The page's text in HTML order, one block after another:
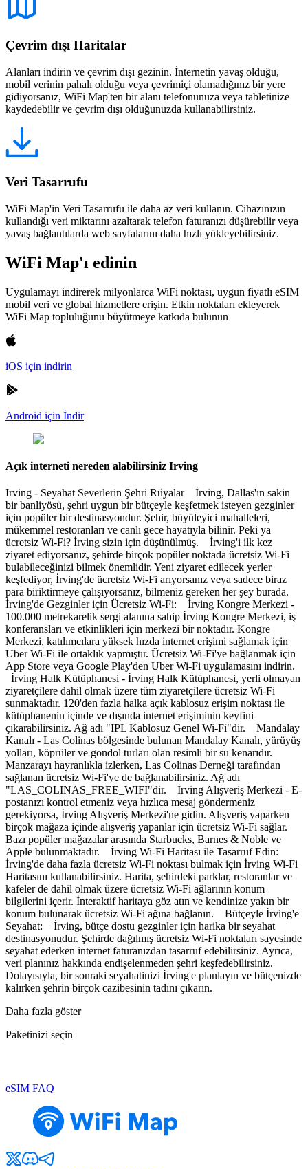
Çevrim dışı Haritalar
Alanları indirin ve çevrim dışı gezinin. İnternetin yavaş olduğu,
mobil verinin pahalı olduğu veya çevrimiçi olamadığınız bir yere
gidiyorsanız, WiFi Map'ten bir alanı telefonunuza veya tabletinize
kaydedebilir ve çevrim dışı olduğunuzda kullanabilirsiniz.
Veri Tasarrufu
WiFi Map'in Veri Tasarrufu ile daha az veri kullanın. Cihazınızın
kullandığı veri miktarını azaltarak telefon faturanızı düşürebilir veya
yavaş bağlantılarda web sayfalarını daha hızlı yükleyebilirsiniz.
WiFi Map'ı edinin
Uygulamayı indirerek milyonlarca WiFi noktası, uygun fiyatlı eSIM
mobil veri ve global hizmetlere erişin. Etkin noktaları ekleyerek
WiFi Map topluluğunu büyütmeye katkıda bulunun
iOS için indirin
Android için İndir
Açık interneti nereden alabilirsiniz Irving
Irving - Seyahat Severlerin Şehri Rüyalar İrving, Dallas'ın sakin
bir banliyösü, şehri uygun bir bütçeyle keşfetmek isteyen gezginler
için popüler bir destinasyondur. Şehir, büyüleyici mahalleleri,
mükemmel restoranları ve canlı gece hayatıyla bilinir. Peki ya
ücretsiz Wi-Fi? İrving sizin için düşünülmüş. İrving'i ilk kez
ziyaret ediyorsanız, şehirde birçok popüler noktada ücretsiz Wi-Fi
bulabileceğinizi bilmek önemlidir. Yeni ziyaret edilecek yerler
keşfediyor, İrving'de ücretsiz Wi-Fi arıyorsanız veya sadece biraz
para biriktirmeye çalışıyorsanız, bilmeniz gereken her şey burada.
İrving'de Gezginler için Ücretsiz Wi-Fi: İrving Kongre Merkezi -
100.000 metrekarelik sergi alanına sahip İrving Kongre Merkezi, iş
konferansları ve etkinlikleri için merkezi bir noktadır. Kongre
Merkezi, katılımcılara yüksek hızda internet erişimi sağlamak için
Uber Wi-Fi ile ortaklık yapmıştır. Ücretsiz Wi-Fi'ye bağlanmak için
App Store veya Google Play'den Uber Wi-Fi uygulamasını indirin.
İrving Halk Kütüphanesi - İrving Halk Kütüphanesi, yerli olmayan
ziyaretçilere dahil olmak üzere tüm ziyaretçilere ücretsiz Wi-Fi
sunmaktadır. 120'den fazla halka açık kablosuz erişim noktası ile
kütüphanenin içinde ve dışında internet erişiminin keyfini
çıkarabilirsiniz. Ağ adı "IPL Kablosuz Genel Wi-Fi"dir. Mandalay
Kanalı - Las Colinas bölgesinde bulunan Mandalay Kanalı, yürüyüş
yolları, köprüler ve gondol turları olan resimli bir su kenarıdır.
Manzarayı hayranlıkla izlerken, Las Colinas Derneği tarafından
sağlanan ücretsiz Wi-Fi'ye de bağlanabilirsiniz. Ağ adı
"LAS_COLINAS_FREE_WIFI"dir. İrving Alışveriş Merkezi - E-
postanızı kontrol etmeniz veya hızlıca mesaj göndermeniz
gerekiyorsa, İrving Alışveriş Merkezi'ne gidin. Alışveriş yaparken
birçok mağaza içinde alışveriş yapanlar için ücretsiz Wi-Fi sağlar.
Bazı popüler mağazalar arasında Starbucks, Barnes & Noble ve
Apple bulunmaktadır. İrving Wi-Fi Haritası ile Tasarruf Edin:
İrving'de daha fazla ücretsiz Wi-Fi noktası bulmak için İrving Wi-Fi
Haritasını kullanabilirsiniz. Harita, şehirdeki parklar, restoranlar ve
kafeler de dahil olmak üzere ücretsiz Wi-Fi ağlarının konum
bilgilerini içerir. İnteraktif haritaya göz atın ve kendinize yakın bir
konum bulunarak ücretsiz Wi-Fi ağına bağlanın. Bütçeyle İrving'e
Seyahat: İrving, bütçe dostu gezginler için harika bir seyahat
destinasyonudur. Şehirde dağılmış ücretsiz Wi-Fi noktaları sayesinde
seyahat ederken internet faturanızdan tasarruf edebilirsiniz. Ayrıca,
veri planınız hakkında endişelenmeden şehri keşfedebilirsiniz.
Dolayısıyla, bir sonraki seyahatinizi İrving'e planlayın ve bütçenizde
kalırken şehrin birçok cazibesinin tadını çıkarın.
Daha fazla göster
Paketinizi seçin
eSIM FAQ